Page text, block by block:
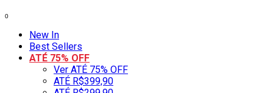
0
New In
Best Sellers
ATÉ 75% OFF
Ver ATÉ 75% OFF
ATÉ R$399,90